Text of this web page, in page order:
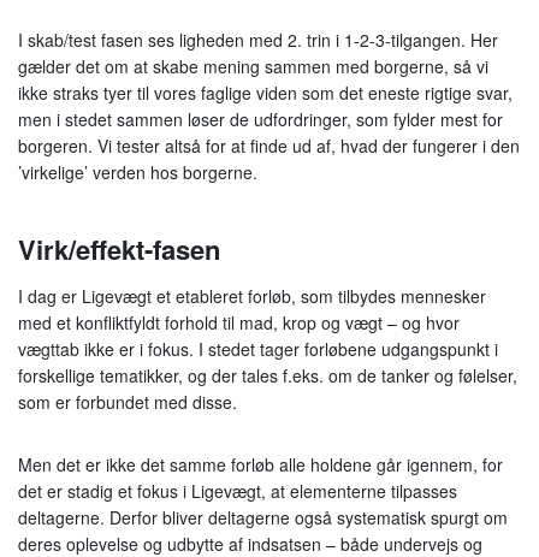
I skab/test fasen ses ligheden med 2. trin i 1-2-3-tilgangen. Her
gælder det om at skabe mening sammen med borgerne, så vi
ikke straks tyer til vores faglige viden som det eneste rigtige svar,
men i stedet sammen løser de udfordringer, som fylder mest for
borgeren. Vi tester altså for at finde ud af, hvad der fungerer i den
’virkelige’ verden hos borgerne.
Virk/effekt-fasen
I dag er Ligevægt et etableret forløb, som tilbydes mennesker
med et konfliktfyldt forhold til mad, krop og vægt – og hvor
vægttab ikke er i fokus. I stedet tager forløbene udgangspunkt i
forskellige tematikker, og der tales f.eks. om de tanker og følelser,
som er forbundet med disse.
Men det er ikke det samme forløb alle holdene går igennem, for
det er stadig et fokus i Ligevægt, at elementerne tilpasses
deltagerne. Derfor bliver deltagerne også systematisk spurgt om
deres oplevelse og udbytte af indsatsen – både undervejs og